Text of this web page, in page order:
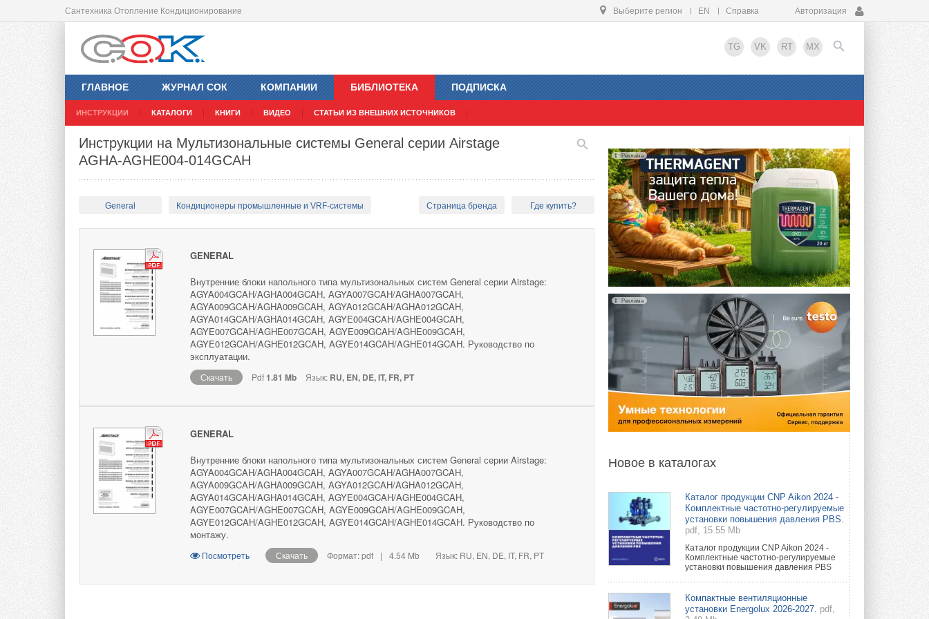
Сантехника Отопление Кондиционирование Выберите регион EN Справка Авторизация
TG VK RT MX
ГЛАВНОЕ ЖУРНАЛ СОК КОМПАНИИ БИБЛИОТЕКА
ИНСТРУКЦИИ КАТАЛОГИ КНИГИ ВИДЕО СТАТЬИ ИЗ ВНЕШНИХ ИСТОЧНИКОВ
ПОДПИСКА
EN
Инструкции на Мультизональные системы General серии Airstage
AGHA-AGHE004-014GCAH
General Кондиционеры промышленные и VRF-системы Страница бренда Где купить?
GENERAL
Внутренние блоки напольного типа мультизональных систем General серии Airstage:
AGYA004GCAH/AGHA004GCAH, AGYA007GCAH/AGHA007GCAH,
AGYA009GCAH/AGHA009GCAH, AGYA012GCAH/AGHA012GCAH,
AGYA014GCAH/AGHA014GCAH, AGYE004GCAH/AGHE004GCAH,
AGYE007GCAH/AGHE007GCAH, AGYE009GCAH/AGHE009GCAH,
AGYE012GCAH/AGHE012GCAH, AGYE014GCAH/AGHE014GCAH. Руководство по
эксплуатации.
Скачать Pdf1.81 Mb Язык: RU, EN, DE, IT, FR, PT
GENERAL
Внутренние блоки напольного типа мультизональных систем General серии Airstage:
AGYA004GCAH/AGHA004GCAH, AGYA007GCAH/AGHA007GCAH,
AGYA009GCAH/AGHA009GCAH, AGYA012GCAH/AGHA012GCAH,
AGYA014GCAH/AGHA014GCAH, AGYE004GCAH/AGHE004GCAH,
AGYE007GCAH/AGHE007GCAH, AGYE009GCAH/AGHE009GCAH,
AGYE012GCAH/AGHE012GCAH, AGYE014GCAH/AGHE014GCAH. Руководство по
монтажу.
Посмотреть Скачать Формат: pdf | 4.54 Mb Язык: RU, EN, DE, IT, FR, PT
Реклама
Реклама
Новое в каталогах
Каталог продукции CNP Aikon 2024 -
Комплектные частотно-регулируемые
установки повышения давления PBS.
pdf, 15.55 Mb
Каталог продукции CNP Aikon 2024 -
Комплектные частотно-регулируемые
установки повышения давления PBS
Компактные вентиляционные
установки Energolux 2026-2027. pdf,